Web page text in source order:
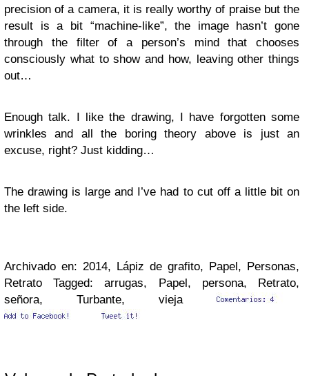
precision of a camera, it is really worthy of praise but the
result is a bit “machine-like”, the image hasn’t gone
through the filter of a person’s mind that chooses
consciously what to show and how, leaving other things
out…
Enough talk. I like the drawing, I have forgotten some
wrinkles and all the boring theory above is just an
excuse, right? Just kidding…
The drawing is large and I’ve had to cut off a little bit on
the left side.
Archivado en: 2014, Lápiz de grafito, Papel, Personas,
Retrato Tagged: arrugas, Papel, persona, Retrato,
señora, Turbante, vieja